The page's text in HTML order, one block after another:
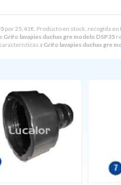
por25,41€. Producto en stock, recogida en
Grifo lavapies duchas gre modelo DSP35
a Grifo lavapies duchas gre